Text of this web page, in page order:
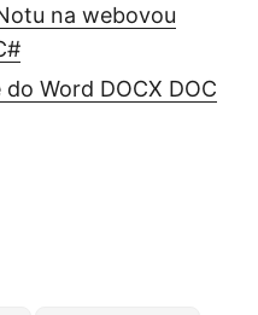
na webovou
Word DOCX DOC